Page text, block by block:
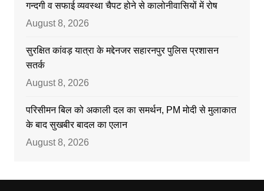
गन्दगी व सफाई व्यवस्था चैपट होने से कालोनीवासियों में रोष
August 8, 2026
सुरक्षित कांवड़ यात्रा के मद्देनजर सहारनपुर पुलिस प्रशासन
सतर्क
August 8, 2026
परिसीमन बिल को अकाली दल का समर्थन, PM मोदी से मुलाकात
के बाद सुखबीर बादल का एलान
August 8, 2026